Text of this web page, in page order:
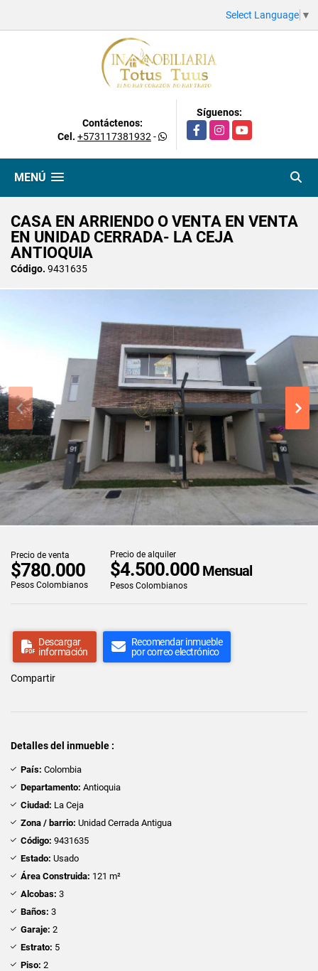
Select Language ▼
Contáctenos:
Cel. +573117381932 -
Síguenos:
FacebookInstagramYouTube
MENÚ
CASA EN ARRIENDO O VENTA EN VENTA
EN UNIDAD CERRADA- LA CEJA
ANTIOQUIA
Código. 9431635
Precio de venta
$780.000
Pesos Colombianos
Precio de alquiler
$4.500.000 Mensual
Pesos Colombianos
Descargar
información
Recomendar inmueble
por correo electrónico
Compartir
Detalles del inmueble :
País: Colombia
Departamento: Antioquia
Ciudad: La Ceja
Zona / barrio: Unidad Cerrada Antigua
Código: 9431635
Estado: Usado
Área Construida: 121 m²
Alcobas: 3
Baños: 3
Garaje: 2
Estrato: 5
Piso: 2